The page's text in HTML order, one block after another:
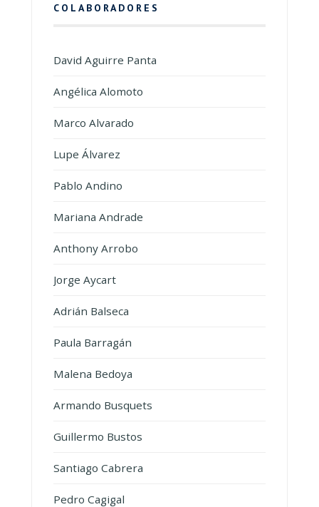
COLABORADORES
David Aguirre Panta
Angélica Alomoto
Marco Alvarado
Lupe Álvarez
Pablo Andino
Mariana Andrade
Anthony Arrobo
Jorge Aycart
Adrián Balseca
Paula Barragán
Malena Bedoya
Armando Busquets
Guillermo Bustos
Santiago Cabrera
Pedro Cagigal